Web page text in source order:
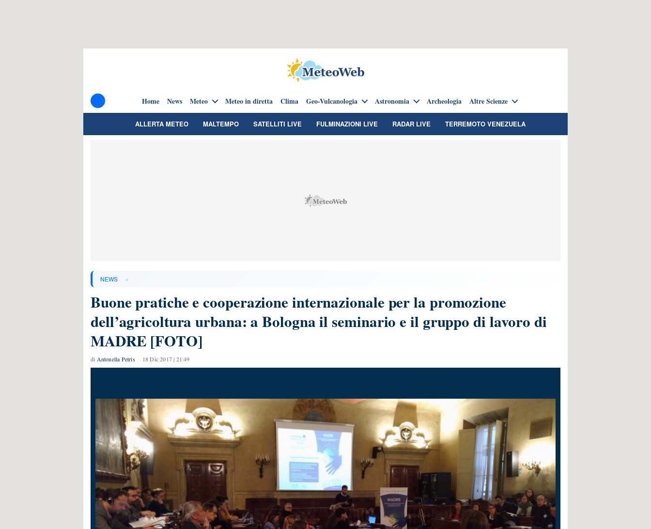
Home News Meteo Meteo in diretta Clima Geo-Vulcanologia Astronomia Archeologia Altre Scienze
ALLERTA METEO MALTEMPO SATELLITI LIVE FULMINAZIONI LIVE RADAR LIVE TERREMOTO VENEZUELA
NEWS »
Buone pratiche e cooperazione internazionale per la promozione
dell’agricoltura urbana: a Bologna il seminario e il gruppo di lavoro di
MADRE [FOTO]
di Antonella Petris 18 Dic 2017 | 21:49